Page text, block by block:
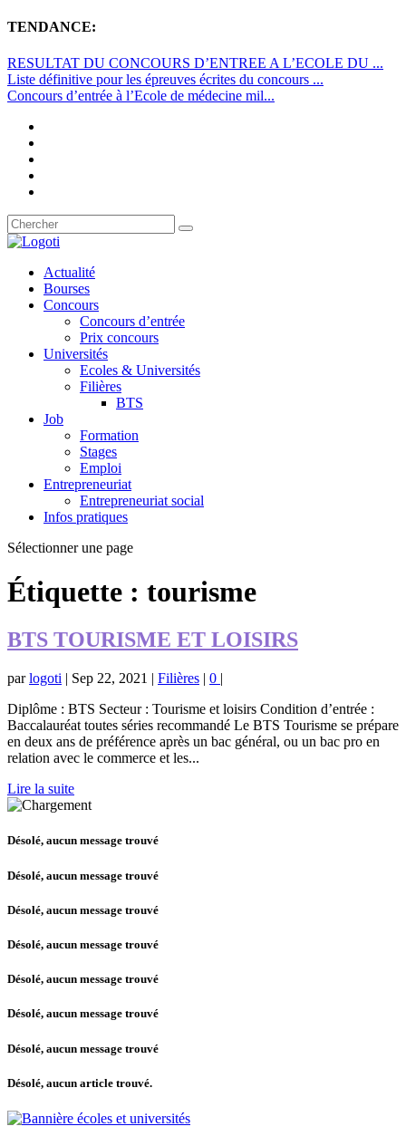
TENDANCE:
RESULTAT DU CONCOURS D’ENTREE A L’ECOLE DU ...
Liste définitive pour les épreuves écrites du concours ...
Concours d’entrée à l’Ecole de médecine mil...
Actualité
Bourses
Concours
Concours d’entrée
Prix concours
Universités
Ecoles & Universités
Filières
BTS
Job
Formation
Stages
Emploi
Entrepreneuriat
Entrepreneuriat social
Infos pratiques
Sélectionner une page
Étiquette : tourisme
BTS TOURISME ET LOISIRS
parlogoti | Sep 22, 2021 | Filières | 0 |
Diplôme : BTS Secteur : Tourisme et loisirs Condition d’entrée :
Baccalauréat toutes séries recommandé Le BTS Tourisme se prépare
en deux ans de préférence après un bac général, ou un bac pro en
relation avec le commerce et les...
Lire la suite
Désolé, aucun message trouvé
Désolé, aucun message trouvé
Désolé, aucun message trouvé
Désolé, aucun message trouvé
Désolé, aucun message trouvé
Désolé, aucun message trouvé
Désolé, aucun message trouvé
Désolé, aucun article trouvé.